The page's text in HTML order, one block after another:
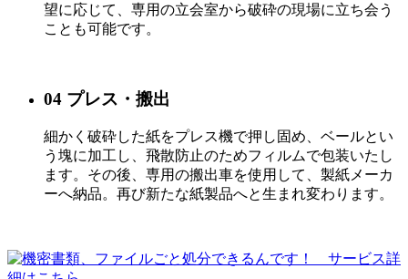
望に応じて、専用の立会室から破砕の現場に立ち会う
ことも可能です。
04 プレス・搬出
細かく破砕した紙をプレス機で押し固め、ベールとい
う塊に加工し、飛散防止のためフィルムで包装いたし
ます。その後、専用の搬出車を使用して、製紙メーカ
ーへ納品。再び新たな紙製品へと生まれ変わります。